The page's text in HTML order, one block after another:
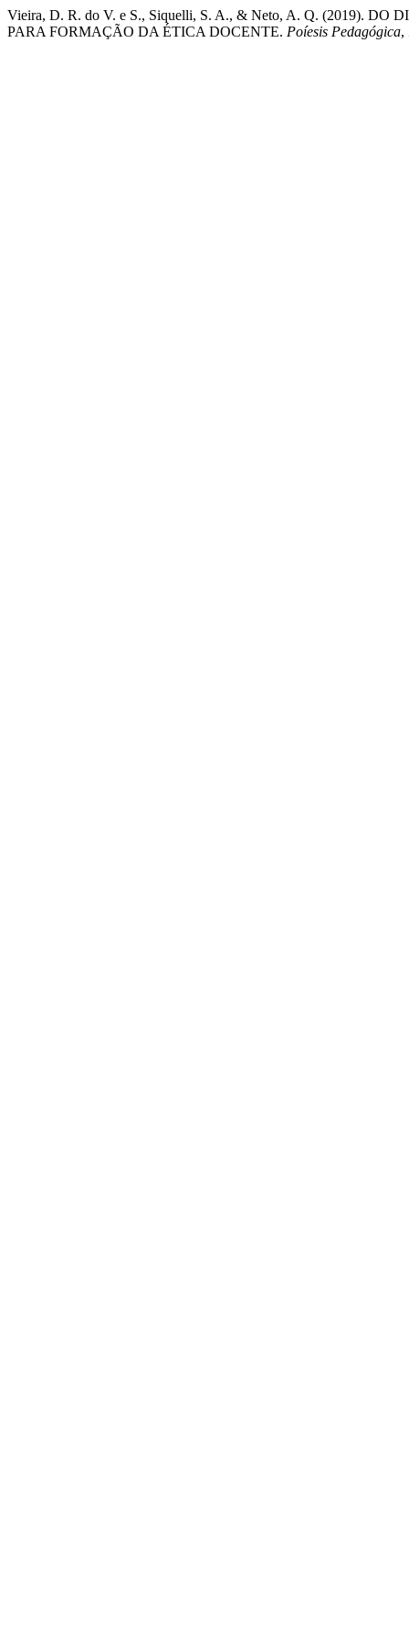
Vieira, D. R. do V. e S., Siquelli, S. A., & Neto, A. Q. (2019).
PARA FORMAÇÃO DA ÉTICA DOCENTE. Poíesis Pedagógica,